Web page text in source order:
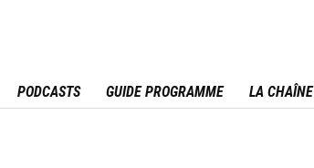
PODCASTS GUIDE PROGRAMME LA CHAÎNE